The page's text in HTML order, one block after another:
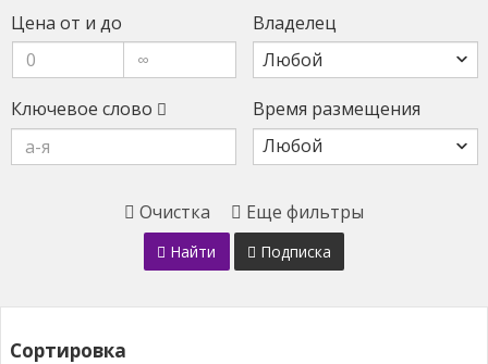
Цена от и до Владелец
Ключевое слово Время размещения
Очистка Еще фильтры
Найти Подписка
Сортировка